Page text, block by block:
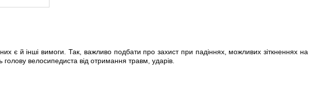
є й інші вимоги. Так, важливо подбати про захист при падіннях, можливих зіткненнях на
велосипедиста від отримання травм, ударів.